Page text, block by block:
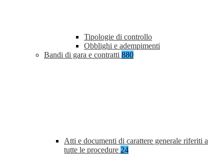
Tipologie di controllo
Obblighi e adempimenti
Bandi di gara e contratti 880
Atti e documenti di carattere generale riferiti a
tutte le procedure 24